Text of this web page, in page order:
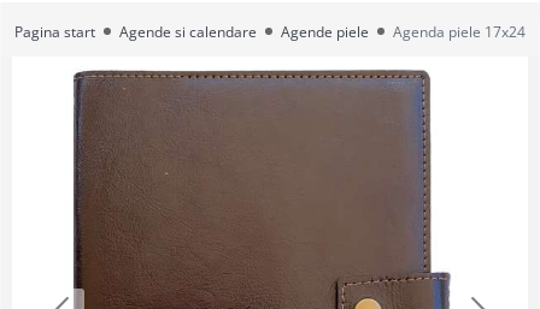
Pagina start Agende si calendare Agende piele Agenda piele 17x24